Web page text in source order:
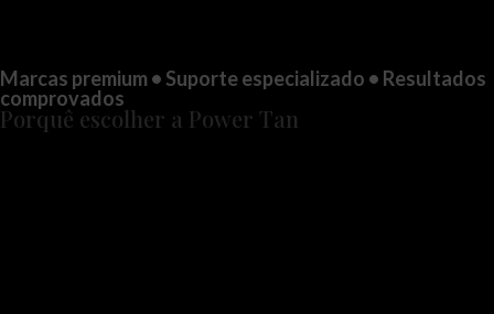
Marcas premium • Suporte especializado • Resultados
comprovados
Porquê escolher a Power Tan